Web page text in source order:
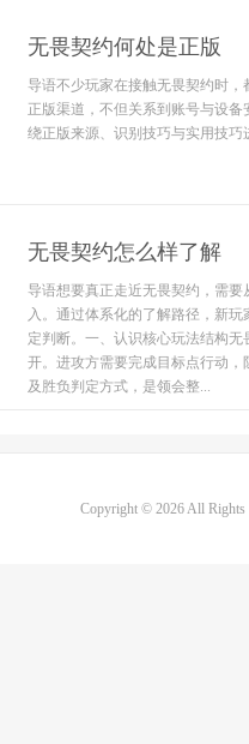
无畏契约何处是正版
导语不少玩家在接触无畏契约时
正版渠道，不但关系到账号与设
绕正版来源、识别技巧与实用技
无畏契约怎么样了解
导语想要真正走近无畏契约，需
入。通过体系化的了解路径，新
定判断。一、认识核心玩法结构
开。进攻方需要完成目标点行动
及胜负判定方式，是领会整...
Copyright © 2026 All